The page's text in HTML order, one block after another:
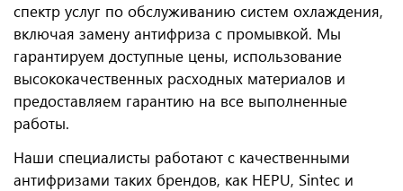
спектр услуг по обслуживанию систем охлаждения,
включая замену антифриза с промывкой. Мы
гарантируем доступные цены, использование
высококачественных расходных материалов и
предоставляем гарантию на все выполненные
работы.
Наши специалисты работают с качественными
антифризами таких брендов, как HEPU, Sintec и